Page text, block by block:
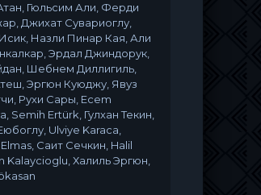
Гюльсим Али, Ферди
Джихат Сувариоглу,
Назли Пинар Кая, Али
Эрдал Джиндорук,
Шебнем Диллигиль,
Эргюн Куюджу, Явуз
Рухи Сары, Ecem
Semih Ertürk, Гулхан Текин,
Ulviye Karaca,
Саит Сечкин, Halil
Kalaycioglu, Халиль Эргюн,